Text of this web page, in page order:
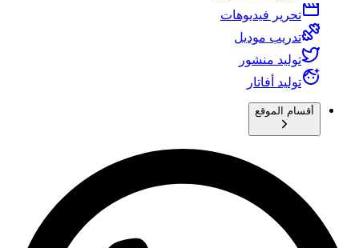
تحرير فيديوهات
تدريب موديل
توليد منشور
توليد أفاتار
أقسام الموقع